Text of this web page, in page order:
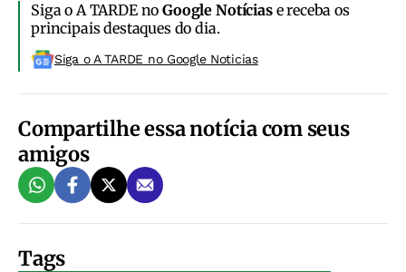
Siga o A TARDE noGoogle Notíciase receba os
principais destaques do dia.
Siga o A TARDE no Google Noticias
Compartilhe essa notícia com seus
amigos
Tags